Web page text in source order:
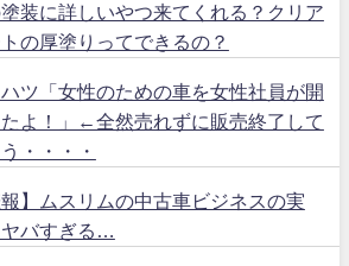
装に詳しいやつ来てくれる？クリア
の厚塗りってできるの？
ツ「女性のための車を女性社員が開
よ！」←全然売れずに販売終了して
・・・・
報】ムスリムの中古車ビジネスの実
バすぎる…